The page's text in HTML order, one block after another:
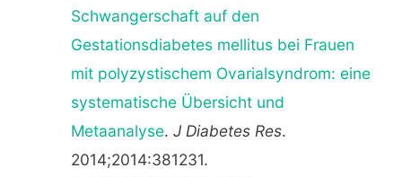
Schwangerschaft auf den
Gestationsdiabetes mellitus bei Frauen
mit polyzystischem Ovarialsyndrom: eine
systematische Übersicht und
Metaanalyse. J Diabetes Res.
2014;2014:381231.